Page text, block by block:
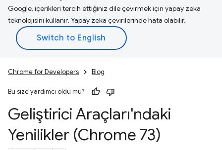
Google, içerikleri tercih ettiğiniz dile çevirmek için yapay zeka
teknolojisini kullanır. Yapay zeka çevirilerinde hata olabilir.
Chrome for Developers Blog
Bu size yardımcı oldu mu?
Geliştirici Araçları'ndaki
Yenilikler (Chrome 73)